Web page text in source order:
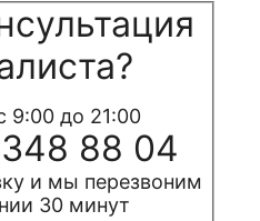
9:00 до 21:00
88 04
и мы перезвоним
30 минут